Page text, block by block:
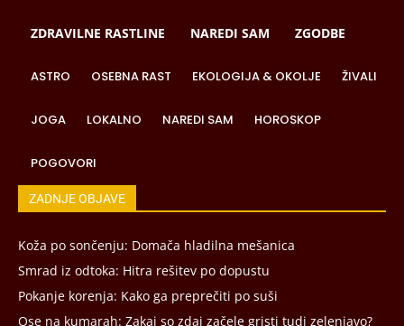
ZDRAVILNE RASTLINE NAREDI SAM ZGODBE
ASTRO OSEBNA RAST EKOLOGIJA & OKOLJE ŽIVALI
JOGA LOKALNO NAREDI SAM HOROSKOP
POGOVORI
ZADNJE OBJAVE
Koža po sončenju: Domača hladilna mešanica
Smrad iz odtoka: Hitra rešitev po dopustu
Pokanje korenja: Kako ga preprečiti po suši
Ose na kumarah: Zakaj so zdaj začele gristi tudi zelenjavo?